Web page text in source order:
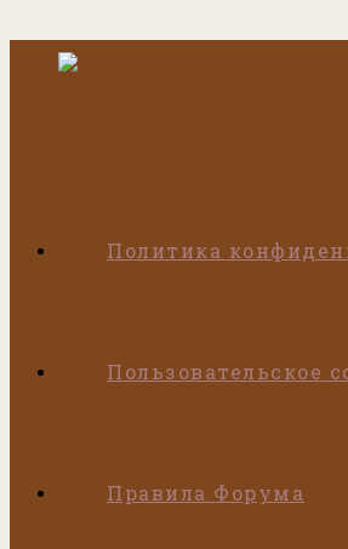
Перейти
Политика
Пользовательское
Правила Форума